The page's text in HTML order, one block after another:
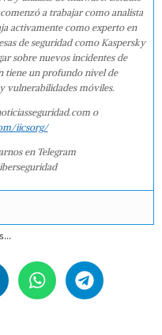
a trabajar como analista
activamente como experto en
de seguridad como Kaspersky
sobre nuevos incidentes de
tiene un profundo nivel de
vulnerabilidades móviles.
o
iicsorg/
en Telegram